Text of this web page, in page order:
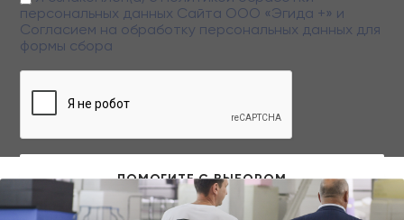
Заполняя данную форму вы даете свое согласие на обработку
персональных данных
персональных данных Сайта ООО «Эгида +» и
Согласием на обработку персональных данных для
формы сбора